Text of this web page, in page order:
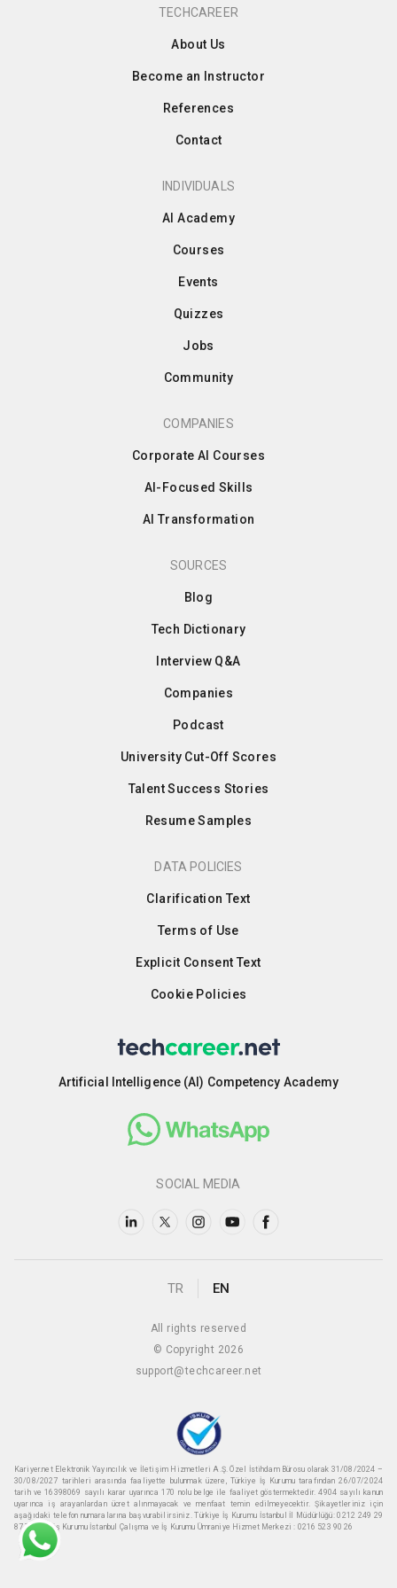
TECHCAREER
About Us
Become an Instructor
References
Contact
INDIVIDUALS
AI Academy
Courses
Events
Quizzes
Jobs
Community
COMPANIES
Corporate AI Courses
AI-Focused Skills
AI Transformation
SOURCES
Blog
Tech Dictionary
Interview Q&A
Companies
Podcast
University Cut-Off Scores
Talent Success Stories
Resume Samples
DATA POLICIES
Clarification Text
Terms of Use
Explicit Consent Text
Cookie Policies
Artificial Intelligence (AI) Competency Academy
SOCIAL MEDIA
TR EN
All rights reserved
© Copyright 2026
support@techcareer.net
Kariyer.net Elektronik Yayıncılık ve İletişim Hizmetleri A.Ş. Özel İstihdam Bürosu olarak 31/08/2024 –
30/08/2027 tarihleri arasında faaliyette bulunmak üzere, Türkiye İş Kurumu tarafından 26/07/2024
tarih ve 16398069 sayılı karar uyarınca 170 nolu belge ile faaliyet göstermektedir. 4904 sayılı kanun
uyarınca iş arayanlardan ücret alınmayacak ve menfaat temin edilmeyecektir. Şikayetleriniz için
aşağıdaki telefon numaralarına başvurabilirsiniz. Türkiye İş Kurumu İstanbul İl Müdürlüğü: 0212 249 29
87 Türkiye iş Kurumu İstanbul Çalışma ve İş Kurumu Ümraniye Hizmet Merkezi : 0216 523 90 26